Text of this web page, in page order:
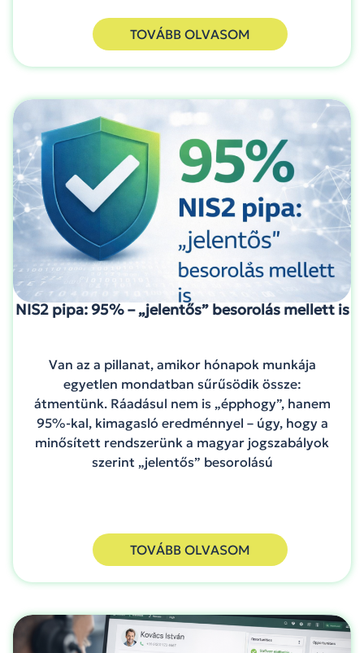
TOVÁBB OLVASOM
NIS2 pipa: 95% – „jelentős” besorolás mellett is
Van az a pillanat, amikor hónapok munkája
egyetlen mondatban sűrűsödik össze:
átmentünk. Ráadásul nem is „épphogy”, hanem
95%-kal, kimagasló eredménnyel – úgy, hogy a
minősített rendszerünk a magyar jogszabályok
szerint „jelentős” besorolású
TOVÁBB OLVASOM